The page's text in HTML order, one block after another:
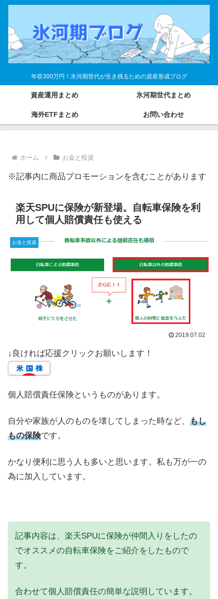
年収300万円！氷河期世代が生き残るための資産形成ブログ
資産運用まとめ 氷河期世代まとめ
海外ETFまとめ お問い合わせ
ホーム お金と投資
※記事内に商品プロモーションを含むことがあります
楽天SPUに保険が新登場。自転車保険を利
用して個人賠償責任も使える
お金と投資
2019.07.02
↓良ければ応援クリックお願いします！
個人賠償責任保険というものがあります。
自分や家族が人のものを壊してしまった時など、 もし
もの保険です。
かなり便利に思う人も多いと思います。私も万が一の
為に加入しています。
記事内容は、楽天SPUに保険が仲間入りをしたの
でオススメの自転車保険をご紹介をしたもので
す。
合わせて個人賠償責任の簡単な説明しています。